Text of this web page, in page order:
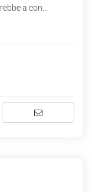
a con...